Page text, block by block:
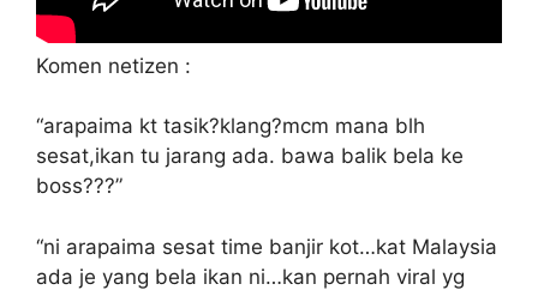
Komen netizen :
“arapaima kt tasik?klang?mcm mana blh
sesat,ikan tu jarang ada. bawa balik bela ke
boss???”
“ni arapaima sesat time banjir kot…kat Malaysia
ada je yang bela ikan ni…kan pernah viral yg